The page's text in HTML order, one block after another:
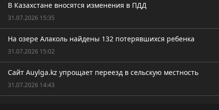
В Казахстане вносятся изменения в ПДД
31.07.2026 15:35
На озере Алаколь найдены 132 потерявшихся ребенка
31.07.2026 15:02
Сайт Auylga.kz упрощает переезд в сельскую местность
31.07.2026 14:43